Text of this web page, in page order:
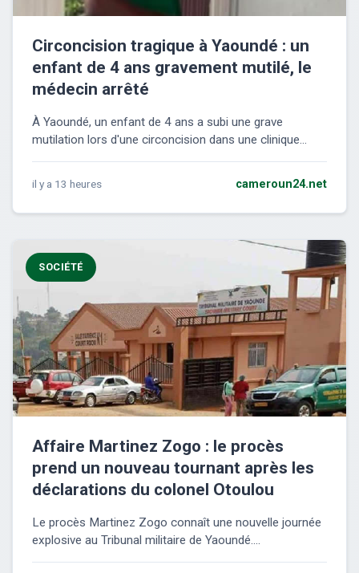
Circoncision tragique à Yaoundé : un
enfant de 4 ans gravement mutilé, le
médecin arrêté
À Yaoundé, un enfant de 4 ans a subi une grave
mutilation lors d'une circoncision dans une clinique...
il y a 13 heures cameroun24.net
SOCIÉTÉ
Affaire Martinez Zogo : le procès
prend un nouveau tournant après les
déclarations du colonel Otoulou
Le procès Martinez Zogo connaît une nouvelle journée
explosive au Tribunal militaire de Yaoundé....